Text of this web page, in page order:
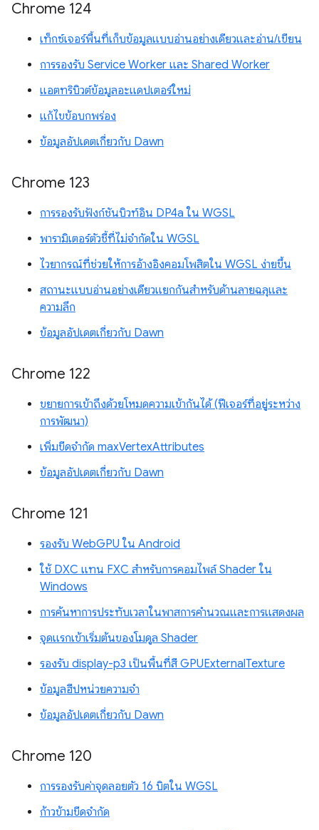
Chrome 124
เท็กซ์เจอร์พื้นที่เก็บข้อมูลแบบอ่านอย่างเดียวและอ่าน/เขียน
การรองรับ Service Worker และ Shared Worker
แอตทริบิวต์ข้อมูลอะแดปเตอร์ใหม่
แก้ไขข้อบกพร่อง
ข้อมูลอัปเดตเกี่ยวกับ Dawn
Chrome 123
การรองรับฟังก์ชันบิวท์อิน DP4a ใน WGSL
พารามิเตอร์ตัวชี้ที่ไม่จำกัดใน WGSL
ไวยากรณ์ที่ช่วยให้การอ้างอิงคอมโพสิตใน WGSL ง่ายขึ้น
สถานะแบบอ่านอย่างเดียวแยกกันสำหรับด้านลายฉลุและ
ความลึก
ข้อมูลอัปเดตเกี่ยวกับ Dawn
Chrome 122
ขยายการเข้าถึงด้วยโหมดความเข้ากันได้ (ฟีเจอร์ที่อยู่ระหว่าง
การพัฒนา)
เพิ่มขีดจำกัด maxVertexAttributes
ข้อมูลอัปเดตเกี่ยวกับ Dawn
Chrome 121
รองรับ WebGPU ใน Android
ใช้ DXC แทน FXC สำหรับการคอมไพล์ Shader ใน
Windows
การค้นหาการประทับเวลาในพาสการคำนวณและการแสดงผล
จุดแรกเข้าเริ่มต้นของโมดูล Shader
รองรับ display-p3 เป็นพื้นที่สี GPUExternalTexture
ข้อมูลฮีปหน่วยความจำ
ข้อมูลอัปเดตเกี่ยวกับ Dawn
Chrome 120
การรองรับค่าจุดลอยตัว 16 บิตใน WGSL
ก้าวข้ามขีดจำกัด